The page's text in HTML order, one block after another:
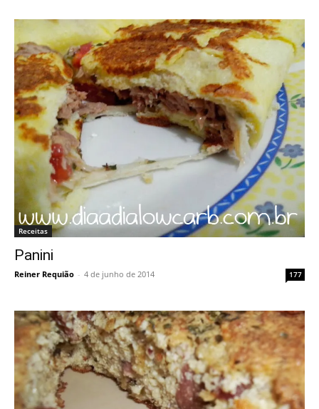
Receitas
Panini
Reiner Requião - 4 de junho de 2014 177